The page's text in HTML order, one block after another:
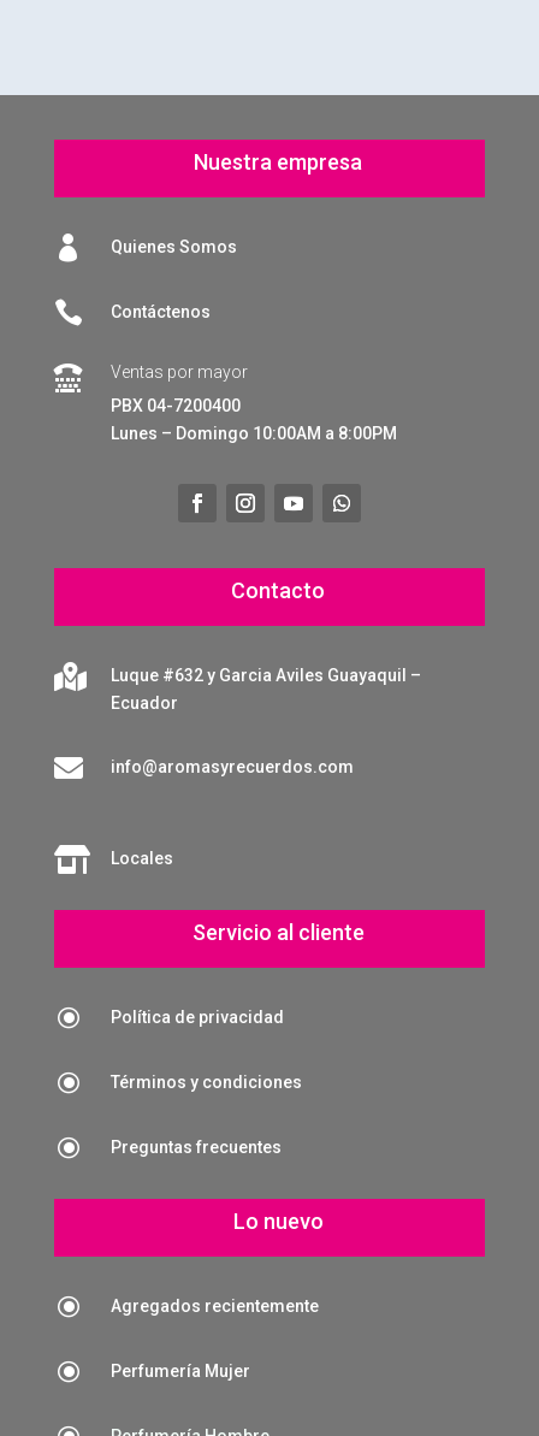
Nuestra empresa
 Quienes Somos
 Contáctenos

Ventas por mayor
PBX 04-7200400
Lunes – Domingo 10:00AM a 8:00PM
Contacto

Luque #632 y Garcia Aviles Guayaquil –
Ecuador
 info@aromasyrecuerdos.com
 Locales
Servicio al cliente
\ Política de privacidad
\ Términos y condiciones
\ Preguntas frecuentes
Lo nuevo
\ Agregados recientemente
\ Perfumería Mujer